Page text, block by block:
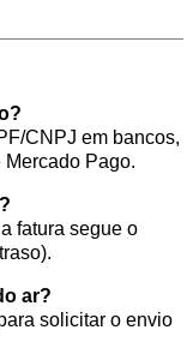
CNPJ em bancos,
Pago.
fatura segue o
ar?
solicitar o envio